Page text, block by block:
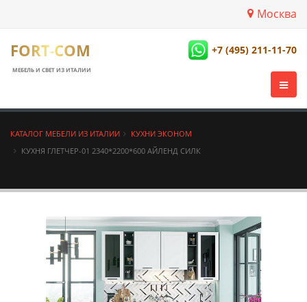
Москва
FORT-COM
МЕБЕЛЬ И СВЕТ ИЗ ИТАЛИИ
+7 (495) 211-11-70
КАТАЛОГ МЕБЕЛИ ИЗ ИТАЛИИ
КУХНИ ЭКОНОМ
КУХНЯ ГЛЕТЧЕР-01 2340*2200*600 АЙЛЕНД СИЛК